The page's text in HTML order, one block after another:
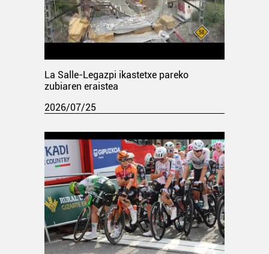
La Salle-Legazpi ikastetxe pareko
zubiaren eraistea
2026/07/25